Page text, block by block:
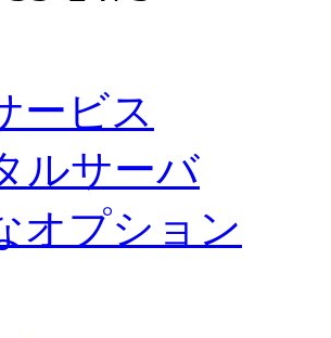
ービス
ルサーバ
オプション